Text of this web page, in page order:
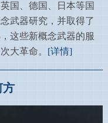
国、德国、日本等国
武器研究，并取得了
这些新概念武器的服
大革命。 [详情]
方